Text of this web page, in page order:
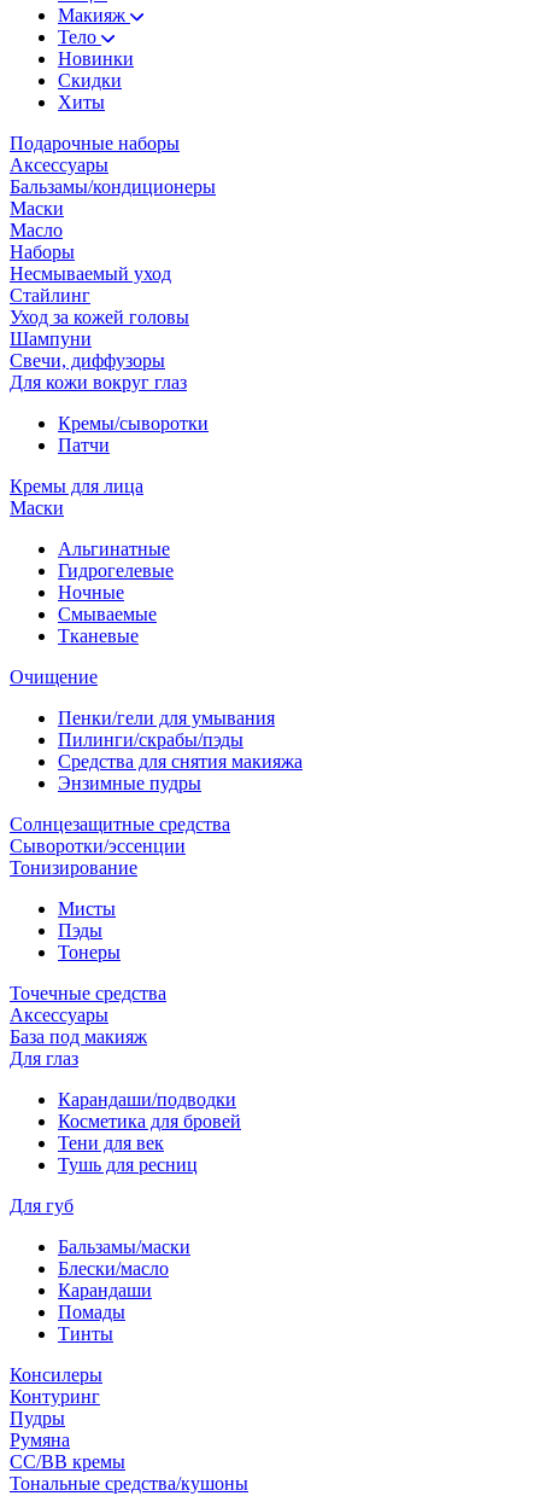
Макияж
Тело
Новинки
Скидки
Хиты
Подарочные наборы
Аксессуары
Бальзамы/кондиционеры
Маски
Масло
Наборы
Несмываемый уход
Стайлинг
Уход за кожей головы
Шампуни
Свечи, диффузоры
Для кожи вокруг глаз
Кремы/сыворотки
Патчи
Кремы для лица
Маски
Альгинатные
Гидрогелевые
Ночные
Смываемые
Тканевые
Очищение
Пенки/гели для умывания
Пилинги/скрабы/пэды
Средства для снятия макияжа
Энзимные пудры
Солнцезащитные средства
Сыворотки/эссенции
Тонизирование
Мисты
Пэды
Тонеры
Точечные средства
Аксессуары
База под макияж
Для глаз
Карандаши/подводки
Косметика для бровей
Тени для век
Тушь для ресниц
Для губ
Бальзамы/маски
Блески/масло
Карандаши
Помады
Тинты
Консилеры
Контуринг
Пудры
Румяна
СС/ВВ кремы
Тональные средства/кушоны